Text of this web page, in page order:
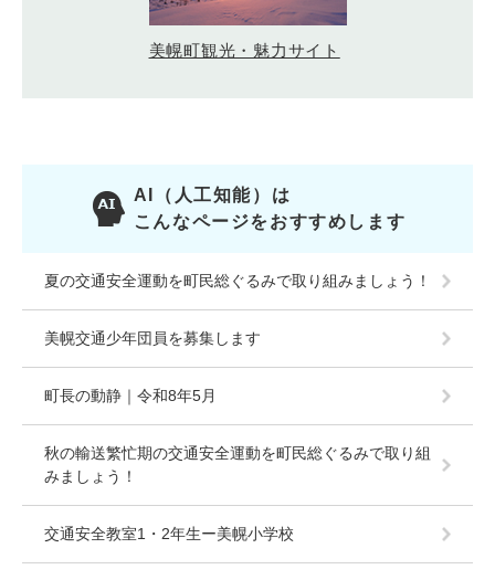
美幌町観光・魅力サイト
AI（人工知能）は
こんなページをおすすめします
夏の交通安全運動を町民総ぐるみで取り組みましょう！
美幌交通少年団員を募集します
町長の動静｜令和8年5月
秋の輸送繁忙期の交通安全運動を町民総ぐるみで取り組
みましょう！
交通安全教室1・2年生ー美幌小学校